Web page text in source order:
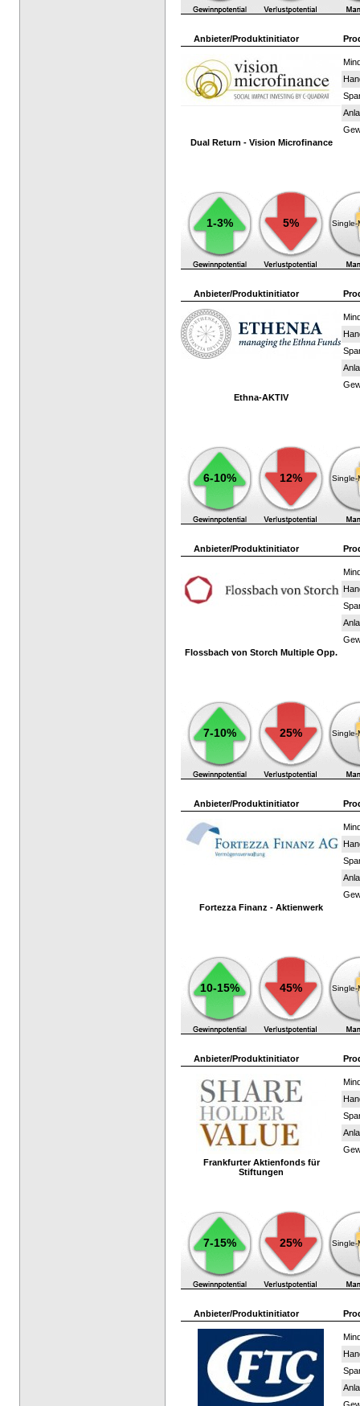
Anbieter/Produktinitiator
Dual Return - Vision Microfinance
1-3% 5% Single-
Anbieter/Produktinitiator
Ethna-AKTIV
6-10% 12% Single-
Anbieter/Produktinitiator
Flossbach von Storch Multiple Opp.
7-10% 25% Single-
Anbieter/Produktinitiator
Fortezza Finanz - Aktienwerk
10-15% 45% Single-
Anbieter/Produktinitiator
Frankfurter Aktienfonds für
Stiftungen
7-15% 25% Single-
Anbieter/Produktinitiator